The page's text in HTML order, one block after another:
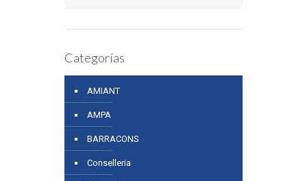
Categorías
AMIANT
AMPA
BARRACONS
Conselleria